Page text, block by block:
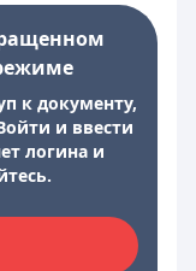
к документу,
и ввести
логина и